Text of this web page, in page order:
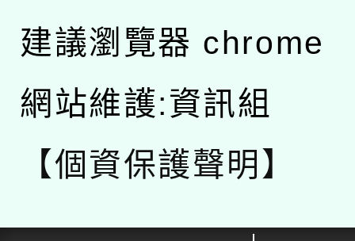
建議瀏覽器 chrome
網站維護:資訊組
【個資保護聲明】